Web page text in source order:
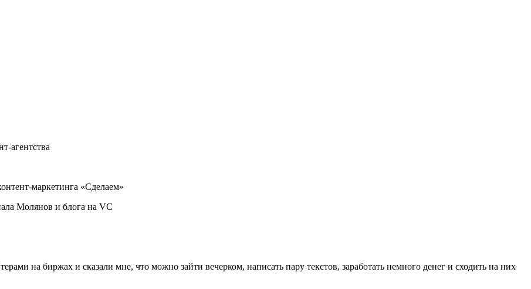
агентства
Молянов и блога на VC
на биржах и сказали мне, что можно зайти вечерком, написать пару текстов, заработать немного денег и сходить на них